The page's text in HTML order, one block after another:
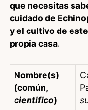
que necesitas
cuidado de
y el cultivo de
propia casa.
Nombre(s)
(común,
cientifico)